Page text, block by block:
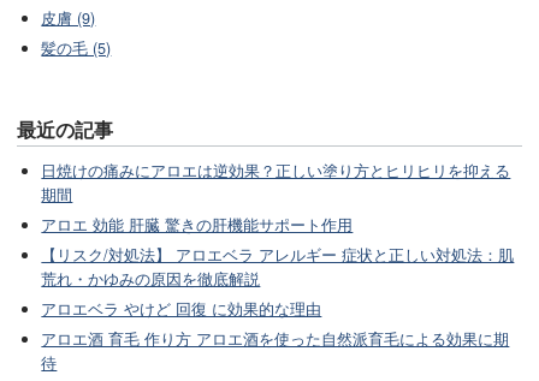
皮膚 (9)
髪の毛 (5)
最近の記事
日焼けの痛みにアロエは逆効果？正しい塗り方とヒリヒリを抑える
期間
アロエ 効能 肝臓 驚きの肝機能サポート作用
【リスク/対処法】 アロエベラ アレルギー 症状と正しい対処法：肌
荒れ・かゆみの原因を徹底解説
アロエベラ やけど 回復 に効果的な理由
アロエ酒 育毛 作り方 アロエ酒を使った自然派育毛による効果に期
待